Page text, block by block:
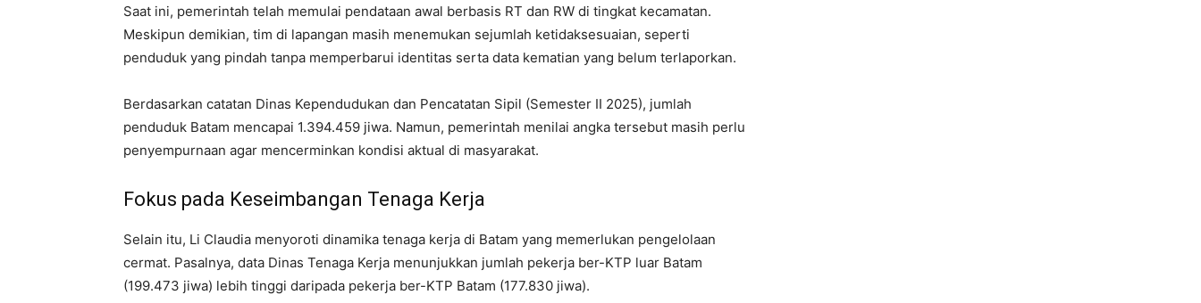
Saat ini, pemerintah telah memulai pendataan awal berbasis RT dan RW di tingkat kecamatan.
Meskipun demikian, tim di lapangan masih menemukan sejumlah ketidaksesuaian, seperti
penduduk yang pindah tanpa memperbarui identitas serta data kematian yang belum terlaporkan.
Berdasarkan catatan Dinas Kependudukan dan Pencatatan Sipil (Semester II 2025), jumlah
penduduk Batam mencapai 1.394.459 jiwa. Namun, pemerintah menilai angka tersebut masih perlu
penyempurnaan agar mencerminkan kondisi aktual di masyarakat.
Fokus pada Keseimbangan Tenaga Kerja
Selain itu, Li Claudia menyoroti dinamika tenaga kerja di Batam yang memerlukan pengelolaan
cermat. Pasalnya, data Dinas Tenaga Kerja menunjukkan jumlah pekerja ber-KTP luar Batam
(199.473 jiwa) lebih tinggi daripada pekerja ber-KTP Batam (177.830 jiwa).